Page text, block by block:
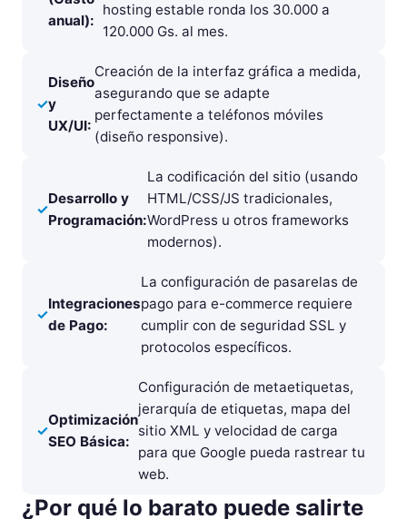
anual):
hosting estable ronda los 30.000 a
120.000 Gs. al mes.
Diseño
y
UX/UI:
Creación de la interfaz gráfica a medida,
asegurando que se adapte
perfectamente a teléfonos móviles
(diseño responsive).
Desarrollo y
Programación:
La codificación del sitio (usando
HTML/CSS/JS tradicionales,
WordPress u otros frameworks
modernos).
Integraciones
de Pago:
La configuración de pasarelas de
pago para e-commerce requiere
cumplir con de seguridad SSL y
protocolos específicos.
Optimización
SEO Básica:
Configuración de metaetiquetas,
jerarquía de etiquetas, mapa del
sitio XML y velocidad de carga
para que Google pueda rastrear tu
web.
¿Por qué lo barato puede salirte